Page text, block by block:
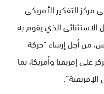
التفكير الأمريكي
الاستثنائي الذي يقوم به
من أجل إرساء “حركة
على إفريقيا وأمريكا، بما